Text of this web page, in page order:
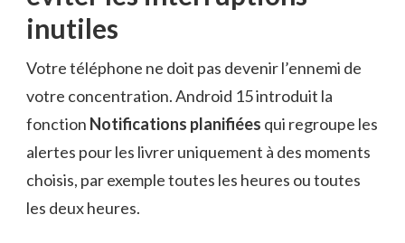
inutiles
Votre téléphone ne doit pas devenir l’ennemi de
votre concentration. Android 15 introduit la
fonction Notifications planifiées qui regroupe les
alertes pour les livrer uniquement à des moments
choisis, par exemple toutes les heures ou toutes
les deux heures.